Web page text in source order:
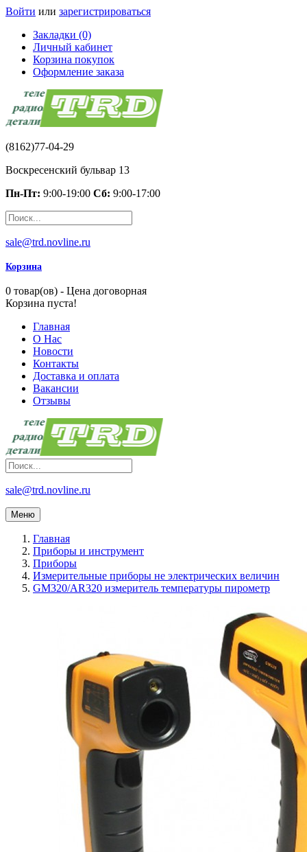
Войти или зарегистрироваться
Закладки (0)
Личный кабинет
Корзина покупок
Оформление заказа
(8162)77-04-29
Воскресенский бульвар 13
Пн-Пт: 9:00-19:00 Сб: 9:00-17:00
sale@trd.novline.ru
Корзина
0 товар(ов) - Цена договорная
Корзина пуста!
Главная
О Нас
Новости
Контакты
Доставка и оплата
Вакансии
Отзывы
sale@trd.novline.ru
Меню
Главная
Приборы и инструмент
Приборы
Измерительные приборы не электрических величин
GM320/AR320 измеритель температуры пирометр